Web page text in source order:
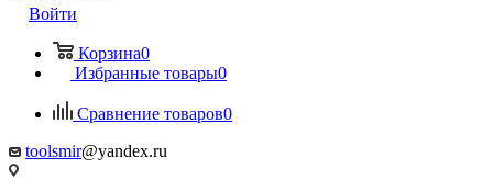
Войти
Корзина0
Избранные товары0
Сравнение товаров0
toolsmir@yandex.ru